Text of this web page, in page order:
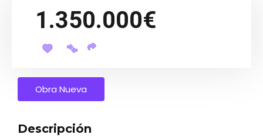
1.350.000€
Obra Nueva
Descripción